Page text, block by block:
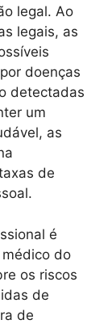
legal. Ao
legais, as
doenças
detectadas
um
as
de
é
do
os riscos
de
de